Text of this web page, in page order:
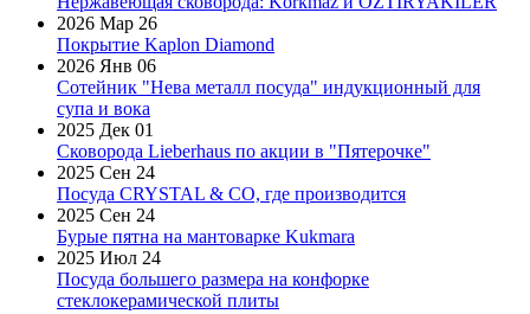
2026 Мар 26
Покрытие Kaplon Diamond
2026 Янв 06
Сотейник "Нева металл посуда" индукционный для
супа и вока
2025 Дек 01
Сковорода Lieberhaus по акции в "Пятерочке"
2025 Сен 24
Посуда CRYSTAL & CO, где производится
2025 Сен 24
Бурые пятна на мантоварке Kukmara
2025 Июл 24
Посуда большего размера на конфорке
стеклокерамической плиты